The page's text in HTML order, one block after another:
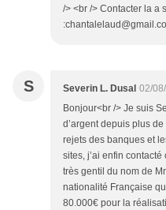
/> <br /> Contacter la a
S Severin L. Dusal 02/
Bonjour<br /> Je suis
d’argent depuis plus
rejets des banques et
sites, j’ai enfin
très gentil du nom de
nationalité Française
80.000€ pour la